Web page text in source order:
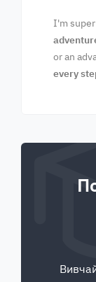
I'm super
or an
every